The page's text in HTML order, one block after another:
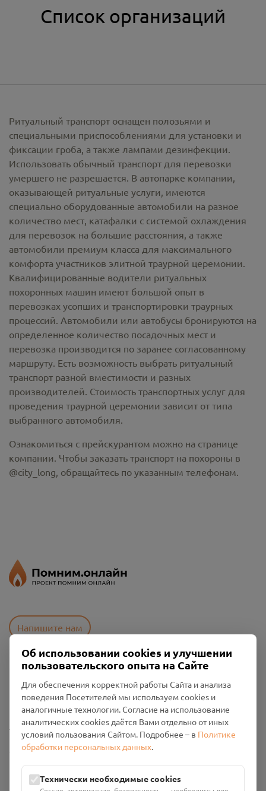
Список организаций
Ритуальный транспорт оснащен полозьями и
специальными приспособлениями для установки и
фиксации гроба, а также лампами дезинфекции.
Использовать обычный транспорт для перевозки
умершего не разрешается. В автопарке компании,
оказывающей ритуальные услуги, имеются
специально оборудованные автомобили на разное
количество мест, катафалки с системой охлаждения
для перевозок на большие расстояния, а также
автомобили премиум класса для максимального
комфорта участников элитной траурной церемонии.
Квалифицированные водители ритуальных
похоронных машин имеют большой опыт в
перевозках усопших и транспортировки траурных
процессий. Автомобили или автобусы бронируются на
определенное количество посадочных мест и
перевозка производится по заранее согласованному
маршруту. Есть возможность выбрать ритуальный
транспорт разной вместимости и разных
производителей. Стоимость транспортных услуг для
проведения траурной церемонии зависит от типа
выбранного автомобиля.
Ознакомиться с прейскурантом можно на странице
компании. Чтобы заказать транспорт на похороны в
@city_long, обращайтесь по указанным телефонам.
Напишите нам
Политика конфиденциальности
Промо-материалы
Настройки cookies
Общество с ограниченной ответственностью «Смоленский
Проект Помним»
ИНН: 6700029207 ОГРН: 1256700001986
Об использовании cookies и улучшении
пользовательского опыта на Сайте
Для обеспечения корректной работы Сайта и анализа
поведения Посетителей мы используем cookies и
аналогичные технологии. Согласие на использование
аналитических cookies даётся Вами отдельно от иных
условий пользования Сайтом. Подробнее – в Политике
обработки персональных данных.
Технически необходимые cookies